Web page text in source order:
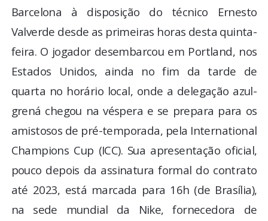
Barcelona à disposição do técnico Ernesto
Valverde desde as primeiras horas desta quinta-
feira. O jogador desembarcou em Portland, nos
Estados Unidos, ainda no fim da tarde de
quarta no horário local, onde a delegação azul-
grená chegou na véspera e se prepara para os
amistosos de pré-temporada, pela International
Champions Cup (ICC). Sua apresentação oficial,
pouco depois da assinatura formal do contrato
até 2023, está marcada para 16h (de Brasília),
na sede mundial da Nike, fornecedora de